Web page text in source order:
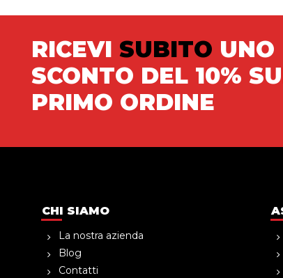
RICEVI SUBITO UNO
SCONTO DEL 10%
PRIMO ORDINE
CHI SIAMO
La nostra azienda
Blog
Contatti